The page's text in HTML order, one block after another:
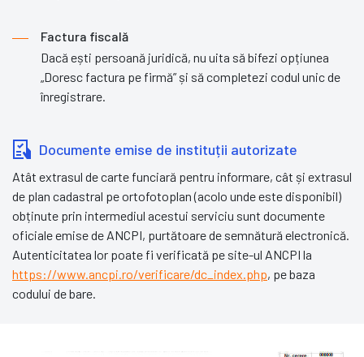
Factura fiscală
Dacă ești persoană juridică, nu uita să bifezi opțiunea
„Doresc factura pe firmă” și să completezi codul unic de
înregistrare.
Documente emise de instituții autorizate
Atât extrasul de carte funciară pentru informare, cât și extrasul
de plan cadastral pe ortofotoplan (acolo unde este disponibil)
obținute prin intermediul acestui serviciu sunt documente
oficiale emise de ANCPI, purtătoare de semnătură electronică.
Autenticitatea lor poate fi verificată pe site-ul ANCPI la
https://www.ancpi.ro/verificare/dc_index.php, pe baza
codului de bare.